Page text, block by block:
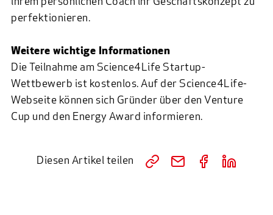
perfektionieren.
Weitere wichtige Informationen
Die Teilnahme am Science4Life Startup-
Wettbewerb ist kostenlos. Auf der Science4Life-
Webseite können sich Gründer über den Venture
Cup und den Energy Award informieren.
Diesen Artikel teilen